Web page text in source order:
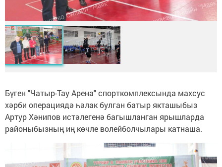
Бүген "Чатыр-Тау Арена" спорткомплексында махсус
хәрби операциядә һәлак булган батыр якташыбыз
Артур Хәнипов истәлегенә багышланган ярышларда
районыбызның иң көчле волейболчылары катнаша.